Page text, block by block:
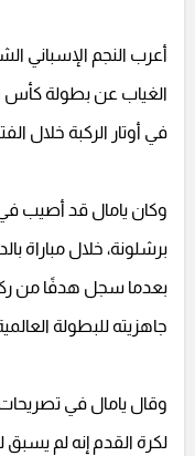
أعرب النجم الإسباني
في أوتار الركبة خلال
وكان يامال قد أصيب في
بعدما سجل هدفًا من
جاهزيته للبطولة
وقال يامال في تصريحات
لكرة القدم إنه لم